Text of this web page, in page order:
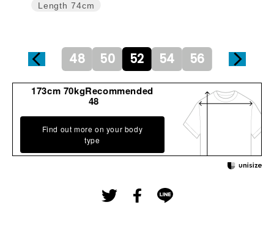
Length 74cm
48 50 52 54 56
173cm 70kgRecommended
48
Find out more on your body
type